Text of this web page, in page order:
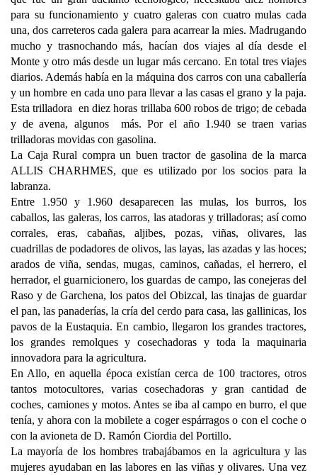
para su funcionamiento y cuatro galeras con cuatro mulas cada
una, dos carreteros cada galera para acarrear la mies. Madrugando
mucho y trasnochando más, hacían dos viajes al día desde el
Monte y otro más desde un lugar más cercano. En total tres viajes
diarios. Además había en la máquina dos carros con una caballería
y un hombre en cada uno para llevar a las casas el grano y la paja.
Esta trilladora en diez horas trillaba 600 robos de trigo; de cebada
y de avena, algunos más. Por el año 1.940 se traen varias
trilladoras movidas con gasolina.
La Caja Rural compra un buen tractor de gasolina de la marca
ALLIS CHARHMES, que es utilizado por los socios para la
labranza.
Entre 1.950 y 1.960 desaparecen las mulas, los burros, los
caballos, las galeras, los carros, las atadoras y trilladoras; así como
corrales, eras, cabañas, aljibes, pozas, viñas, olivares, las
cuadrillas de podadores de olivos, las layas, las azadas y las hoces;
arados de viña, sendas, mugas, caminos, cañadas, el herrero, el
herrador, el guarnicionero, los guardas de campo, las conejeras del
Raso y de Garchena, los patos del Obizcal, las tinajas de guardar
el pan, las panaderías, la cría del cerdo para casa, las gallinicas, los
pavos de la Eustaquia. En cambio, llegaron los grandes tractores,
los grandes remolques y cosechadoras y toda la maquinaria
innovadora para la agricultura.
En Allo, en aquella época existían cerca de 100 tractores, otros
tantos motocultores, varias cosechadoras y gran cantidad de
coches, camiones y motos. Antes se iba al campo en burro, el que
tenía, y ahora con la mobilete a coger espárragos o con el coche o
con la avioneta de D. Ramón Ciordia del Portillo.
La mayoría de los hombres trabajábamos en la agricultura y las
mujeres ayudaban en las labores en las viñas y olivares. Una vez